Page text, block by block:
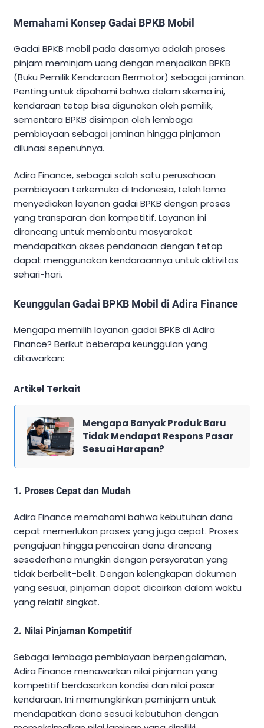
Memahami Konsep Gadai BPKB Mobil
Gadai BPKB mobil pada dasarnya adalah proses
pinjam meminjam uang dengan menjadikan BPKB
(Buku Pemilik Kendaraan Bermotor) sebagai jaminan.
Penting untuk dipahami bahwa dalam skema ini,
kendaraan tetap bisa digunakan oleh pemilik,
sementara BPKB disimpan oleh lembaga
pembiayaan sebagai jaminan hingga pinjaman
dilunasi sepenuhnya.
Adira Finance, sebagai salah satu perusahaan
pembiayaan terkemuka di Indonesia, telah lama
menyediakan layanan gadai BPKB dengan proses
yang transparan dan kompetitif. Layanan ini
dirancang untuk membantu masyarakat
mendapatkan akses pendanaan dengan tetap
dapat menggunakan kendaraannya untuk aktivitas
sehari-hari.
Keunggulan Gadai BPKB Mobil di Adira Finance
Mengapa memilih layanan gadai BPKB di Adira
Finance? Berikut beberapa keunggulan yang
ditawarkan:
Artikel Terkait
Mengapa Banyak Produk Baru
Tidak Mendapat Respons Pasar
Sesuai Harapan?
1. Proses Cepat dan Mudah
Adira Finance memahami bahwa kebutuhan dana
cepat memerlukan proses yang juga cepat. Proses
pengajuan hingga pencairan dana dirancang
sesederhana mungkin dengan persyaratan yang
tidak berbelit-belit. Dengan kelengkapan dokumen
yang sesuai, pinjaman dapat dicairkan dalam waktu
yang relatif singkat.
2. Nilai Pinjaman Kompetitif
Sebagai lembaga pembiayaan berpengalaman,
Adira Finance menawarkan nilai pinjaman yang
kompetitif berdasarkan kondisi dan nilai pasar
kendaraan. Ini memungkinkan peminjam untuk
mendapatkan dana sesuai kebutuhan dengan